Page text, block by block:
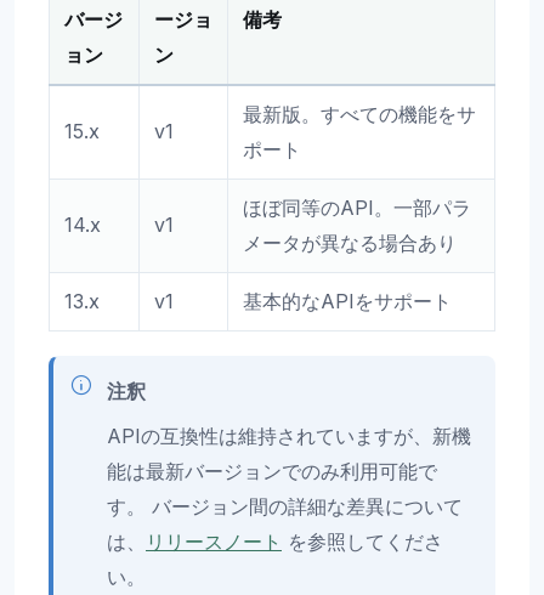
バージ
ョン
ージョ
ン
備考
15.x v1
最新版。すべての機能をサ
ポート
14.x v1
ほぼ同等のAPI。一部パラ
メータが異なる場合あり
13.x v1 基本的なAPIをサポート
注釈
APIの互換性は維持されていますが、新機
能は最新バージョンでのみ利用可能で
す。 バージョン間の詳細な差異について
は、
リリースノート を参照してくださ
い。